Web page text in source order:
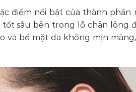
điểm nổi bật của thành phần
sâu bên trong lỗ chân lông
bề mặt da không mịn